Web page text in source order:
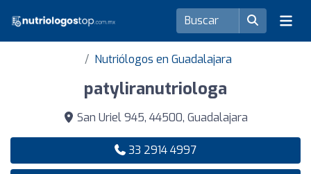
Nutriólogos en Guadalajara
patyliranutriologa
San Uriel 945, 44500, Guadalajara
33 2914 4997